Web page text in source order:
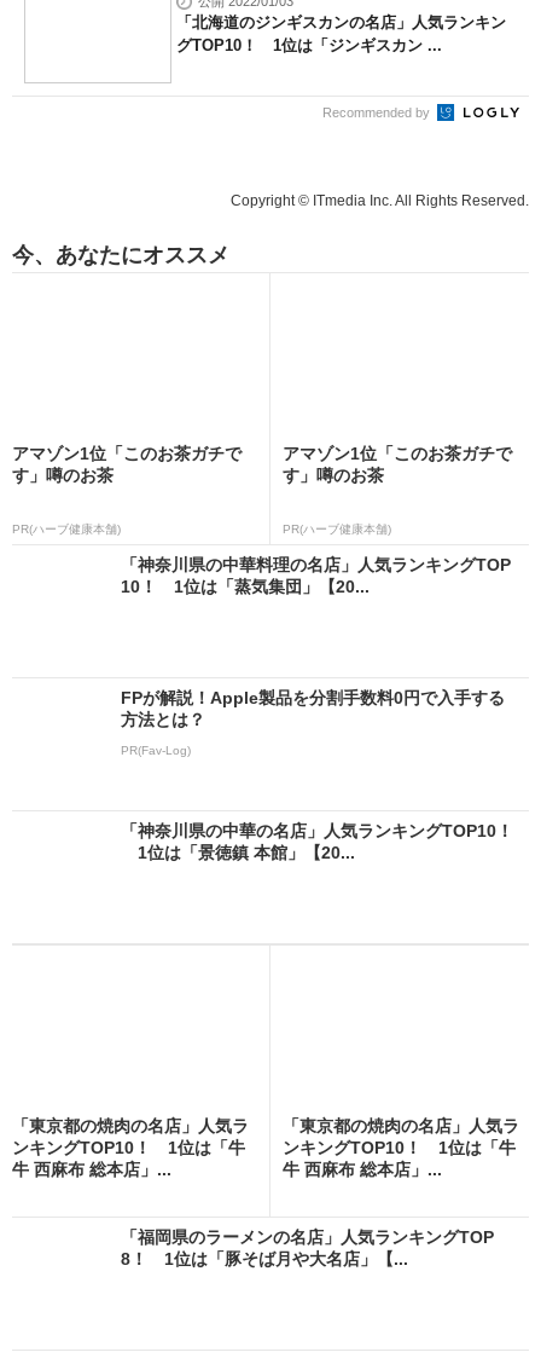
「北海道のジンギスカンの名店」人気ランキン
グTOP10！ 1位は「ジンギスカン ...
Recommended by
Copyright © ITmedia Inc. All Rights Reserved.
今、あなたにオススメ
アマゾン1位「このお茶ガチで
す」噂のお茶
PR(ハーブ健康本舗)
アマゾン1位「このお茶ガチで
す」噂のお茶
PR(ハーブ健康本舗)
「神奈川県の中華料理の名店」人気ランキングTOP
10！ 1位は「蒸気集団」【20...
FPが解説！Apple製品を分割手数料0円で入手する
方法とは？
PR(Fav-Log)
「神奈川県の中華の名店」人気ランキングTOP10！
1位は「景徳鎮 本館」【20...
「東京都の焼肉の名店」人気ラ
ンキングTOP10！ 1位は「牛
牛 西麻布 総本店」...
「東京都の焼肉の名店」人気ラ
ンキングTOP10！ 1位は「牛
牛 西麻布 総本店」...
「福岡県のラーメンの名店」人気ランキングTOP
8！ 1位は「豚そば月や大名店」【...